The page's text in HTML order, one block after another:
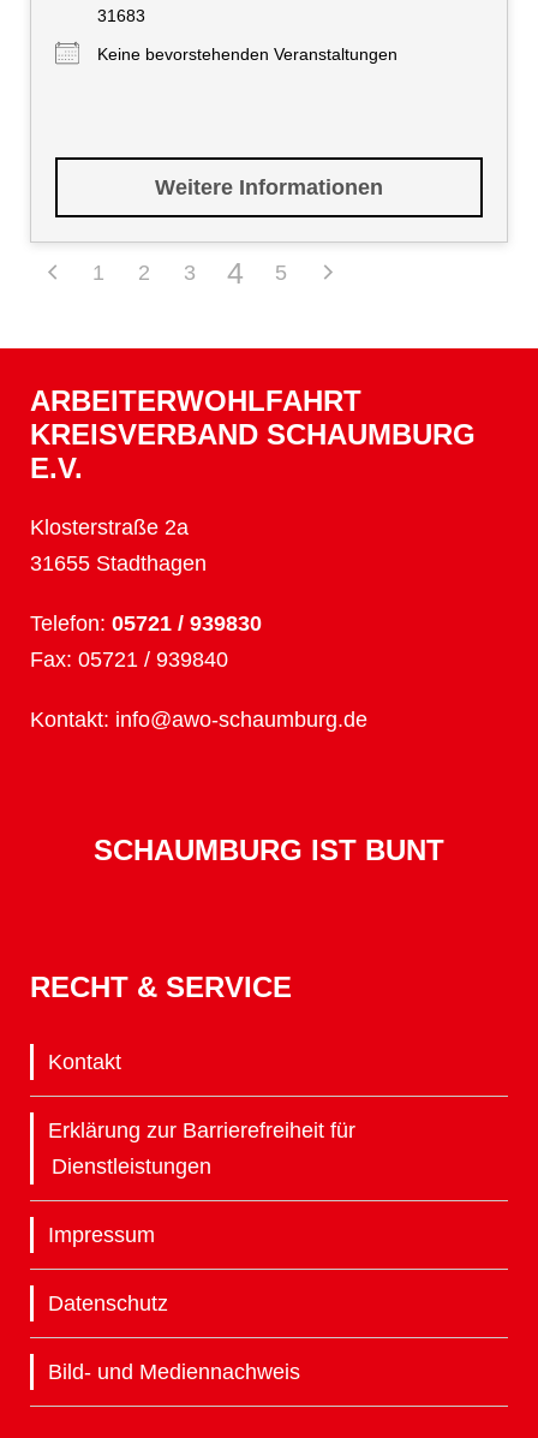
31683
Keine bevorstehenden Veranstaltungen
Weitere Informationen
1 2 3 4 5
ARBEITERWOHLFAHRT
KREISVERBAND SCHAUMBURG
E.V.
Klosterstraße 2a
31655 Stadthagen
Telefon: 05721 / 939830
Fax: 05721 / 939840
Kontakt: info@awo-schaumburg.de
SCHAUMBURG IST BUNT
RECHT & SERVICE
Kontakt
Erklärung zur Barrierefreiheit für
Dienstleistungen
Impressum
Datenschutz
Bild- und Mediennachweis